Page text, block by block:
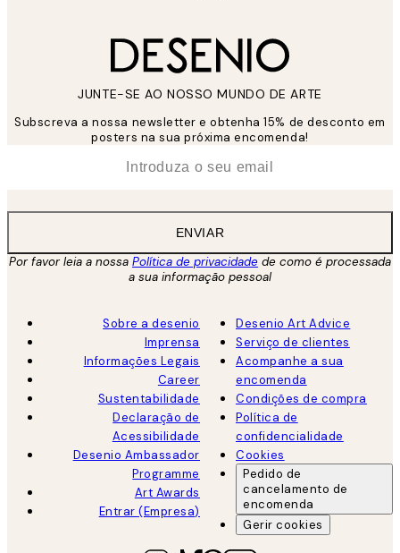
JUNTE-SE AO NOSSO MUNDO DE ARTE
Subscreva a nossa newsletter e obtenha 15% de desconto em
posters na sua próxima encomenda!
ENVIAR
Por favor leia a nossa Política de privacidade de como é processada
a sua informação pessoal
Sobre a desenio
Imprensa
Informações Legais
Career
Sustentabilidade
Declaração de
Acessibilidade
Desenio Ambassador
Programme
Art Awards
Entrar (Empresa)
Desenio Art Advice
Serviço de clientes
Acompanhe a sua
encomenda
Condições de compra
Política de
confidencialidade
Cookies
Pedido de
cancelamento de
encomenda
Gerir cookies